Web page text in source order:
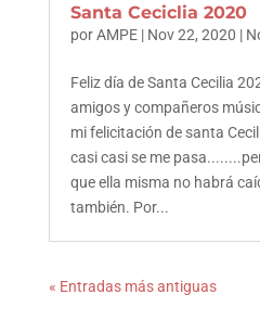
Santa Ceciclia 2020
porAMPE| Nov 22, 2020 |
Feliz día de Santa Cecilia
amigos y compañeros
mi felicitación de santa
casi casi se me
que ella misma no habrá
también. Por...
« Entradas más antiguas